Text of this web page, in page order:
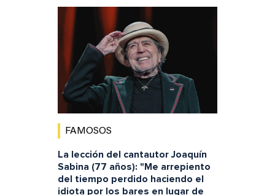
FAMOSOS
La lección del cantautor Joaquín
Sabina (77 años): "Me arrepiento
del tiempo perdido haciendo el
idiota por los bares en lugar de